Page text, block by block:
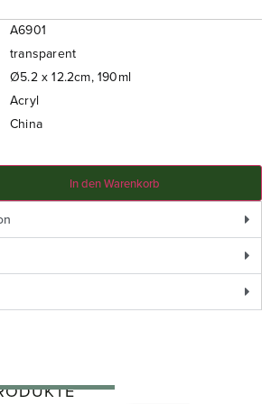
A6901
transparent
Ø5.2 x 12.2cm, 190ml
Acryl
China
In den Warenkorb